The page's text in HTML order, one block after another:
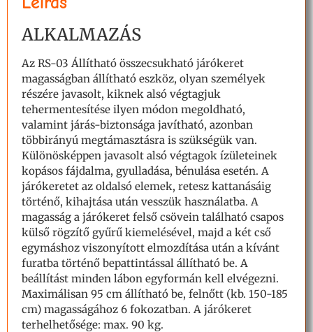
ALKALMAZÁS
Az RS-03 Állítható összecsukható járókeret
magasságban állítható eszköz, olyan személyek
részére javasolt, kiknek alsó végtagjuk
tehermentesítése ilyen módon megoldható,
valamint járás-biztonsága javítható, azonban
többirányú megtámasztásra is szükségük van.
Különösképpen javasolt alsó végtagok ízületeinek
kopásos fájdalma, gyulladása, bénulása esetén. A
járókeretet az oldalsó elemek, retesz kattanásáig
történő, kihajtása után vesszük használatba. A
magasság a járókeret felső csövein található csapos
külső rögzítő gyűrű kiemelésével, majd a két cső
egymáshoz viszonyított elmozdítása után a kívánt
furatba történő bepattintással állítható be. A
beállítást minden lábon egyformán kell elvégezni.
Maximálisan 95 cm állítható be, felnőtt (kb. 150-185
cm) magasságához 6 fokozatban. A járókeret
terhelhetősége: max. 90 kg.